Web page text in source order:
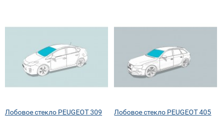
Лобовое стекло PEUGEOT 309 Лобовое стекло PEUGEOT 405